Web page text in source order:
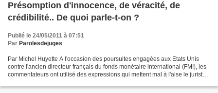
Présomption d'innocence, de véracité, de
crédibilité.. De quoi parle-t-on ?
Publié le 24/05/2011 à 07:51
Par Parolesdejuges
Par Michel Huyette A l'occasion des poursuites engagées aux Etats Unis
contre l'ancien directeur français du fonds monétaire international (FMI), les
commentateurs ont utilisé des expressions qui mettent mal à l'aise le juriste.